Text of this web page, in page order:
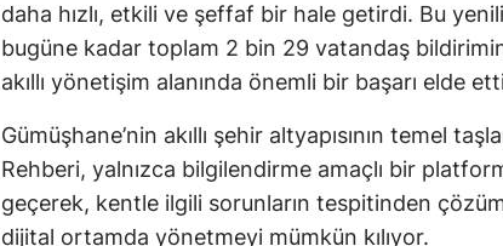
daha hızlı, etkili ve şeffaf bir hale getirdi. Bu
bugüne kadar toplam 2 bin 29 vatandaş
akıllı yönetişim alanında önemli bir başarı elde
Gümüşhane’nin akıllı şehir altyapısının temel
Rehberi, yalnızca bilgilendirme amaçlı bir
geçerek, kentle ilgili sorunların tespitinden
dijital ortamda yönetmeyi mümkün kılıyor.